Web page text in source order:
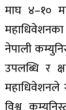
माघ ४–१०
नेपाली
उपलब्धि र
महाधिवेशनले